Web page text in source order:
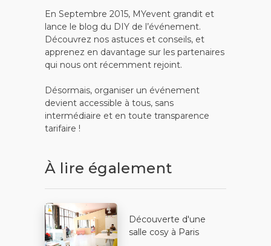
En Septembre 2015, MYevent grandit et
lance le blog du DIY de l’événement.
Découvrez nos astuces et conseils, et
apprenez en davantage sur les partenaires
qui nous ont récemment rejoint.
Désormais, organiser un événement
devient accessible à tous, sans
intermédiaire et en toute transparence
tarifaire !
À lire également
Découverte d'une
salle cosy à Paris